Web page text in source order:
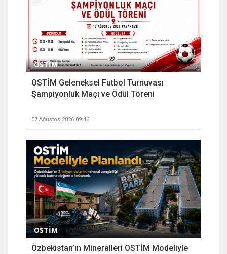
OSTİM
OSTİM Geleneksel Futbol Turnuvası
Şampiyonluk Maçı ve Ödül Töreni
07 Ağustos 2026 09:46
OSTİM
Özbekistan’ın Mineralleri OSTİM Modeliyle